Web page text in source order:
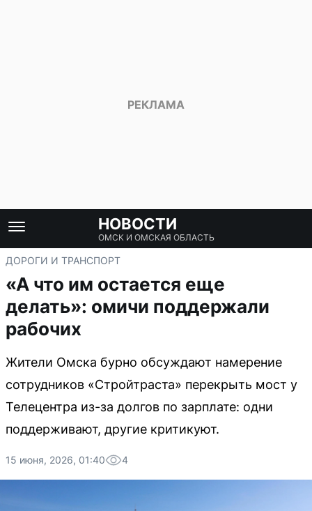
НОВОСТИ
ОМСК И ОМСКАЯ ОБЛАСТЬ
ДОРОГИ И ТРАНСПОРТ
«А что им остается еще
делать»: омичи поддержали
рабочих
Жители Омска бурно обсуждают намерение
сотрудников «Стройтраста» перекрыть мост у
Телецентра из-за долгов по зарплате: одни
поддерживают, другие критикуют.
15 июня, 2026, 01:40 4